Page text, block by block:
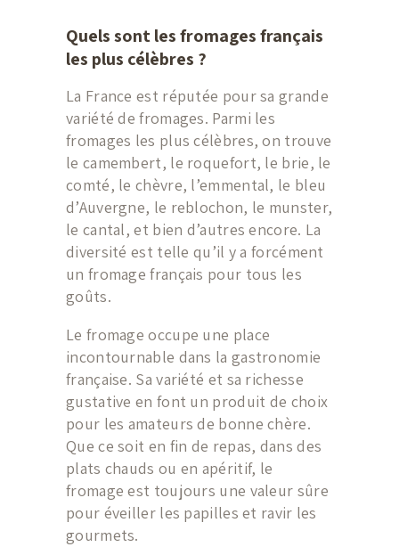
Quels sont les fromages français
les plus célèbres ?
La France est réputée pour sa grande
variété de fromages. Parmi les
fromages les plus célèbres, on trouve
le camembert, le roquefort, le brie, le
comté, le chèvre, l’emmental, le bleu
d’Auvergne, le reblochon, le munster,
le cantal, et bien d’autres encore. La
diversité est telle qu’il y a forcément
un fromage français pour tous les
goûts.
Le fromage occupe une place
incontournable dans la gastronomie
française. Sa variété et sa richesse
gustative en font un produit de choix
pour les amateurs de bonne chère.
Que ce soit en fin de repas, dans des
plats chauds ou en apéritif, le
fromage est toujours une valeur sûre
pour éveiller les papilles et ravir les
gourmets.